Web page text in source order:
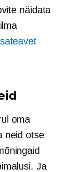
näidata
oma
neid otse
Ja